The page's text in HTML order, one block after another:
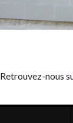
Retrouvez-nous